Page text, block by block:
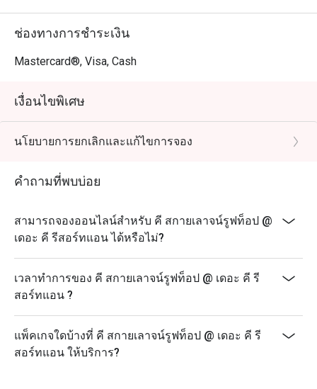
ช่องทางการชำระเงิน
Mastercard®, Visa, Cash
เงื่อนไขพิเศษ
นโยบายการยกเลิกและแก้ไขการจอง
คำถามที่พบบ่อย
สามารถจองออนไลน์สำหรับ คี สกายเลาจน์รูฟท็อป @
เดอะ คี รีสอร์ทแอน ได้หรือไม่?
เวลาทำการของ คี สกายเลาจน์รูฟท็อป @ เดอะ คี รี
สอร์ทแอน ?
แพ็คเกจใดบ้างที่ คี สกายเลาจน์รูฟท็อป @ เดอะ คี รี
สอร์ทแอน ให้บริการ?